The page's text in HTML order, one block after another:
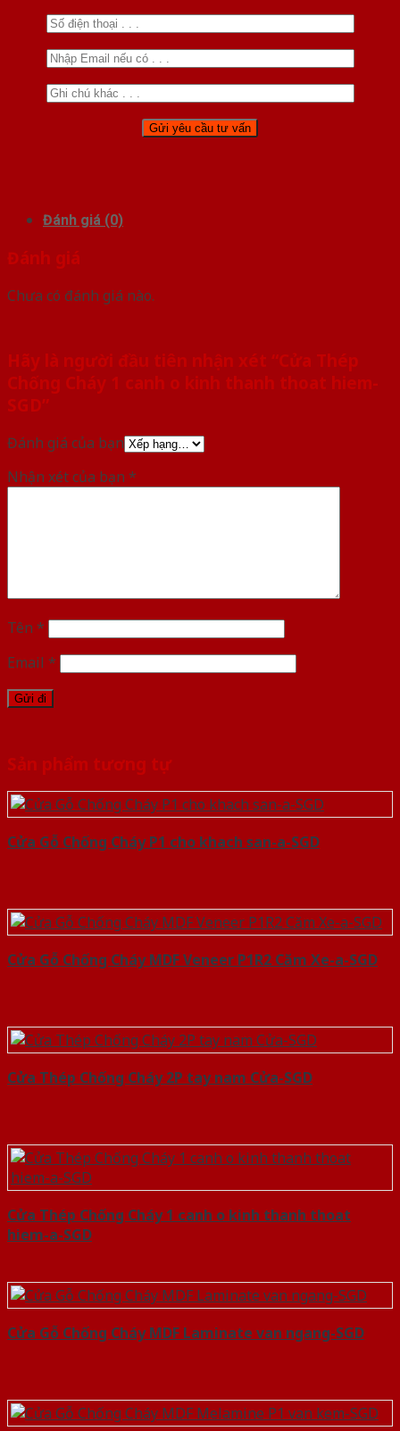
Đánh giá (0)
Đánh giá
Chưa có đánh giá nào.
Hãy là người đầu tiên nhận xét “Cửa Thép
Chống Cháy 1 canh o kinh thanh thoat hiem-
SGD”
Đánh giá của bạn
Nhận xét của bạn *
Tên *
Email *
Sản phẩm tương tự
Cửa Gỗ Chống Cháy P1 cho khach san-a-SGD
Cửa Gỗ Chống Cháy MDF Veneer P1R2 Căm Xe-a-SGD
Cửa Thép Chống Cháy 2P tay nam Cửa-SGD
Cửa Thép Chống Cháy 1 canh o kinh thanh thoat
hiem-a-SGD
Cửa Gỗ Chống Cháy MDF Laminate van ngang-SGD